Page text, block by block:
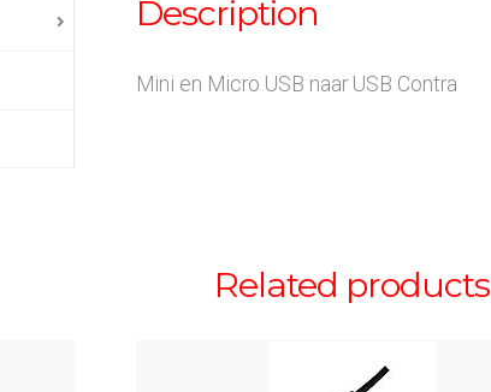
Description
Mini en Micro USB naar USB Contra
Related products